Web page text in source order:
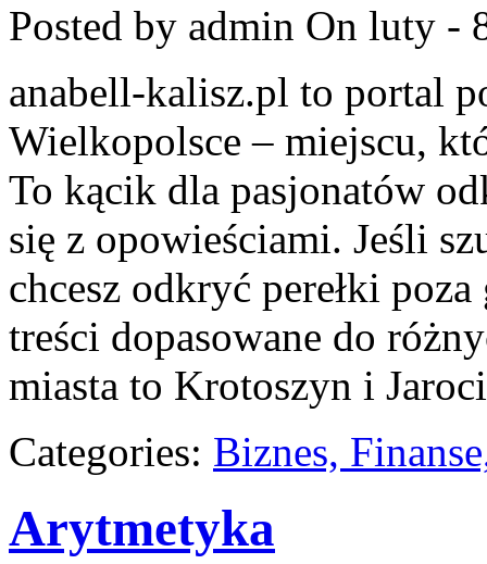
Posted by admin On luty -
anabell-kalisz.pl to portal
Wielkopolsce – miejscu,
To kącik dla pasjonatów
się z opowieściami. Jeśli
chcesz odkryć perełki
treści dopasowane do
miasta to Krotoszyn i
Categories: Biznes,
Arytmetyka